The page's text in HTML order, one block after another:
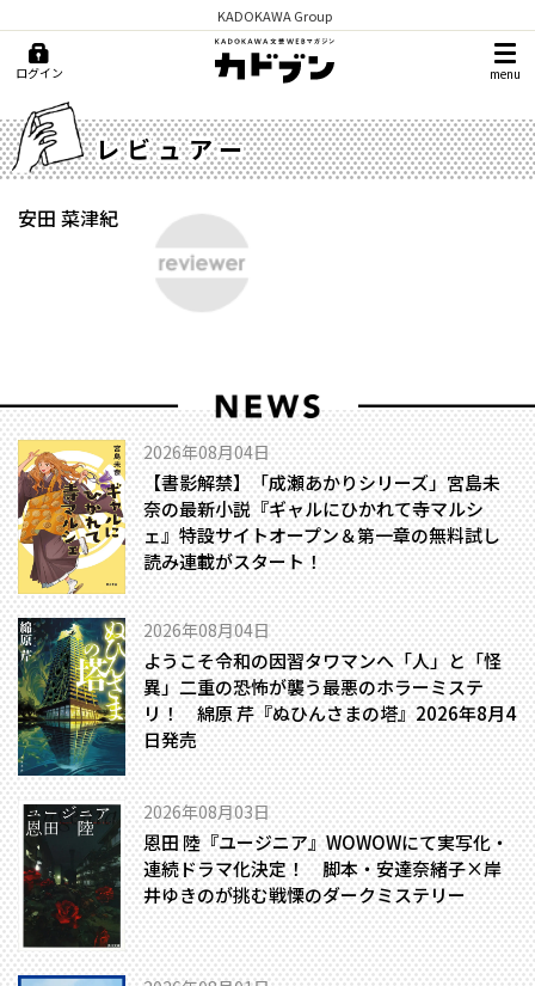
KADOKAWA Group
ログイン menu
レビュアー
安田 菜津紀
2026年08月04日
【書影解禁】「成瀬あかりシリーズ」宮島未
奈の最新小説『ギャルにひかれて寺マルシ
ェ』特設サイトオープン＆第一章の無料試し
読み連載がスタート！
2026年08月04日
ようこそ令和の因習タワマンへ――「人」と「怪
異」二重の恐怖が襲う最悪のホラーミステ
リ！ 綿原 芹『ぬひんさまの塔』2026年8月4
日発売
2026年08月03日
恩田 陸『ユージニア』WOWOWにて実写化・
連続ドラマ化決定！ 脚本・安達奈緒子×岸
井ゆきのが挑む戦慄のダークミステリー